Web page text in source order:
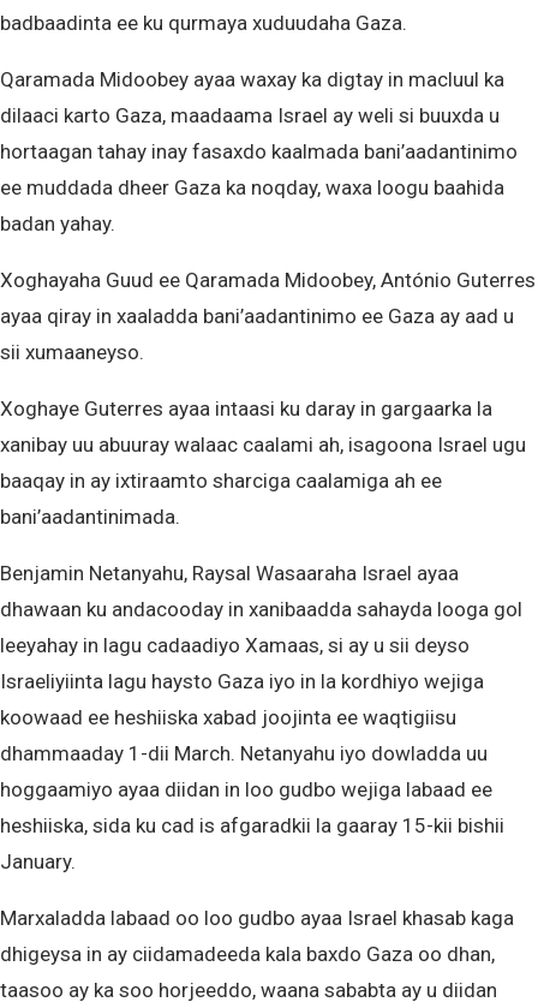
badbaadinta ee ku qurmaya xuduudaha Gaza.
Qaramada Midoobey ayaa waxay ka digtay in macluul ka
dilaaci karto Gaza, maadaama Israel ay weli si buuxda u
hortaagan tahay inay fasaxdo kaalmada bani’aadantinimo
ee muddada dheer Gaza ka noqday, waxa loogu baahida
badan yahay.
Xoghayaha Guud ee Qaramada Midoobey, António Guterres
ayaa qiray in xaaladda bani’aadantinimo ee Gaza ay aad u
sii xumaaneyso.
Xoghaye Guterres ayaa intaasi ku daray in gargaarka la
xanibay uu abuuray walaac caalami ah, isagoona Israel ugu
baaqay in ay ixtiraamto sharciga caalamiga ah ee
bani’aadantinimada.
Benjamin Netanyahu, Raysal Wasaaraha Israel ayaa
dhawaan ku andacooday in xanibaadda sahayda looga gol
leeyahay in lagu cadaadiyo Xamaas, si ay u sii deyso
Israeliyiinta lagu haysto Gaza iyo in la kordhiyo wejiga
koowaad ee heshiiska xabad joojinta ee waqtigiisu
dhammaaday 1-dii March. Netanyahu iyo dowladda uu
hoggaamiyo ayaa diidan in loo gudbo wejiga labaad ee
heshiiska, sida ku cad is afgaradkii la gaaray 15-kii bishii
January.
Marxaladda labaad oo loo gudbo ayaa Israel khasab kaga
dhigeysa in ay ciidamadeeda kala baxdo Gaza oo dhan,
taasoo ay ka soo horjeeddo, waana sababta ay u diidan